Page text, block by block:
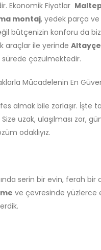
Ekonomik Fiyatlar
montaj, yedek parça ve
bütçenizin konforu da
araçlar ile yerinde
sürede çözülmektedir.
Mücadelenin En
almak bile zorlaşır. İşte
uzak, ulaşılması zor,
odaklıyız.
serin bir evin, ferah bir
ve çevresinde yüzlerce